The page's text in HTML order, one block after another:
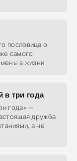
пословица о
самого
в жизни.
в три года
года» —
дружба
а не